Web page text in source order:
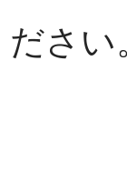
さい